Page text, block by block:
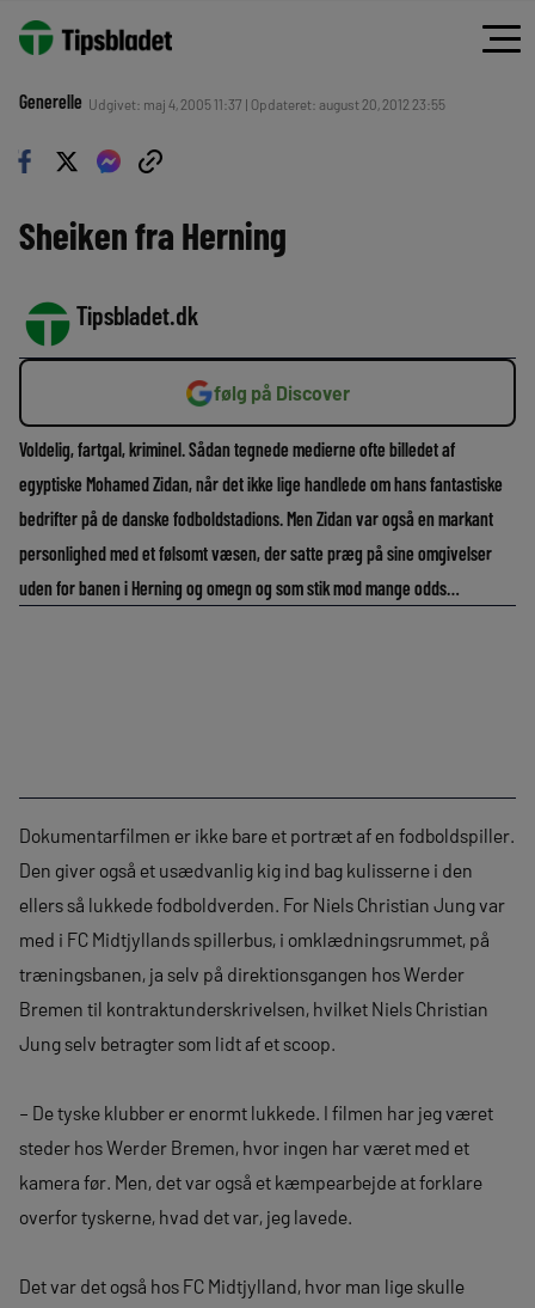
Generelle Udgivet: maj 4, 2005 11:37 | Opdateret: august 20, 2012 23:55
Sheiken fra Herning
Tipsbladet.dk
følg på Discover
Voldelig, fartgal, kriminel. Sådan tegnede medierne ofte billedet af
egyptiske Mohamed Zidan, når det ikke lige handlede om hans fantastiske
bedrifter på de danske fodboldstadions. Men Zidan var også en markant
personlighed med et følsomt væsen, der satte præg på sine omgivelser
uden for banen i Herning og omegn og som stik mod mange odds…
Dokumentarfilmen er ikke bare et portræt af en fodboldspiller.
Den giver også et usædvanlig kig ind bag kulisserne i den
ellers så lukkede fodboldverden. For Niels Christian Jung var
med i FC Midtjyllands spillerbus, i omklædningsrummet, på
træningsbanen, ja selv på direktionsgangen hos Werder
Bremen til kontraktunderskrivelsen, hvilket Niels Christian
Jung selv betragter som lidt af et scoop.
– De tyske klubber er enormt lukkede. I filmen har jeg været
steder hos Werder Bremen, hvor ingen har været med et
kamera før. Men, det var også et kæmpearbejde at forklare
overfor tyskerne, hvad det var, jeg lavede.
Det var det også hos FC Midtjylland, hvor man lige skulle